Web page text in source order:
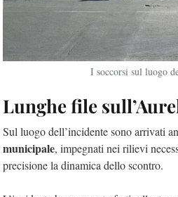
I soccorsi sul luogo
Lunghe file
Sul luogo dell’incidente sono arrivati
municipale, impegnati nei rilievi
precisione la dinamica dello scontro.